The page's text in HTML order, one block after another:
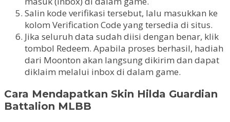
Salin kode verifikasi tersebut, lalu masukkan ke
kolom Verification Code yang tersedia di situs.
Jika seluruh data sudah diisi dengan benar, klik
tombol Redeem. Apabila proses berhasil, hadiah
dari Moonton akan langsung dikirim dan dapat
diklaim melalui inbox di dalam game.
Cara Mendapatkan Skin Hilda Guardian
Battalion MLBB